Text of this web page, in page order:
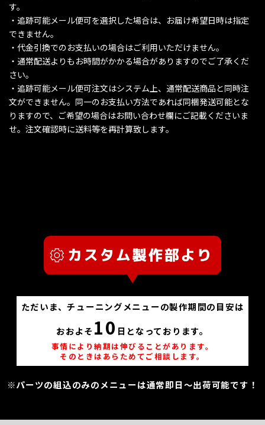
す。
・追跡可能メール便可を選択した場合は、お届け希望日時は指定
できません。
・代金引換でのお支払いの場合はご利用いただけません。
・通常配送よりもお時間がかかる場合がありますのでご了承くだ
さい。
・追跡可能メール便可注文はシステム上、通常配送商品と同時注
文ができません。同一のお支払い方法であれば同梱発送可能とな
りますので、ご希望の場合はお問い合わせ欄にご記載くださいま
せ。注文確認時に送料等を再計算致します。
ただいま、チューニングメニューの製作期間の目安は
おおよそ 10 日となっております。
事情により納期は伸びることがあります。
そのときはあらためてご相談します。
※パーツの組込のみのメニューは通常即日～出荷可能です！